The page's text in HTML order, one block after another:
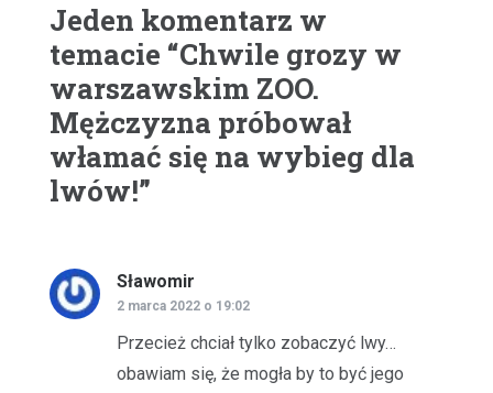
Jeden komentarz w
temacie “Chwile grozy w
warszawskim ZOO.
Mężczyzna próbował
włamać się na wybieg dla
lwów!”
Sławomir
2 marca 2022 o 19:02
Przecież chciał tylko zobaczyć lwy…
obawiam się, że mogła by to być jego